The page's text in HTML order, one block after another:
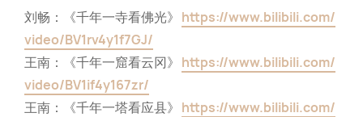
刘畅：《千年一寺看佛光》 https://www.bilibili.com/
video/BV1rv4y1f7GJ/
王南：《千年一窟看云冈》 https://www.bilibili.com/
video/BV1if4y167zr/
王南：《千年一塔看应县》 https://www.bilibili.com/